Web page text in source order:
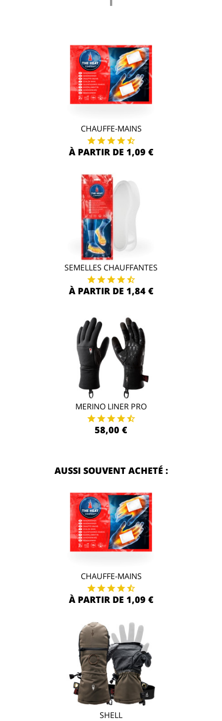
CHAUFFE-MAINS
À PARTIR DE 1,09 €
SEMELLES CHAUFFANTES
À PARTIR DE 1,84 €
MERINO LINER PRO
58,00 €
AUSSI SOUVENT ACHETÉ :
CHAUFFE-MAINS
À PARTIR DE 1,09 €
SHELL